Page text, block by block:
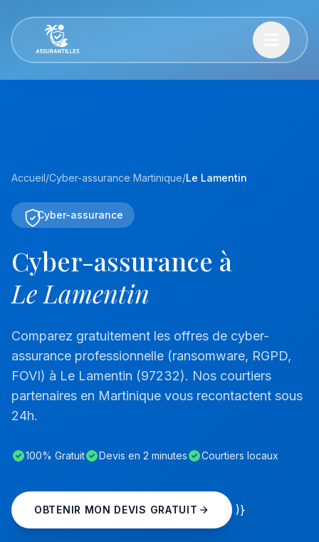
Accueil/Cyber-assurance Martinique/Le Lamentin
Cyber-assurance
Cyber-assurance à
Le Lamentin
Comparez gratuitement les offres de cyber-
assurance professionnelle (ransomware, RGPD,
FOVI) à Le Lamentin (97232). Nos courtiers
partenaires en Martinique vous recontactent sous
24h.
100% Gratuit Devis en 2 minutes Courtiers locaux
OBTENIR MON DEVIS GRATUIT )}